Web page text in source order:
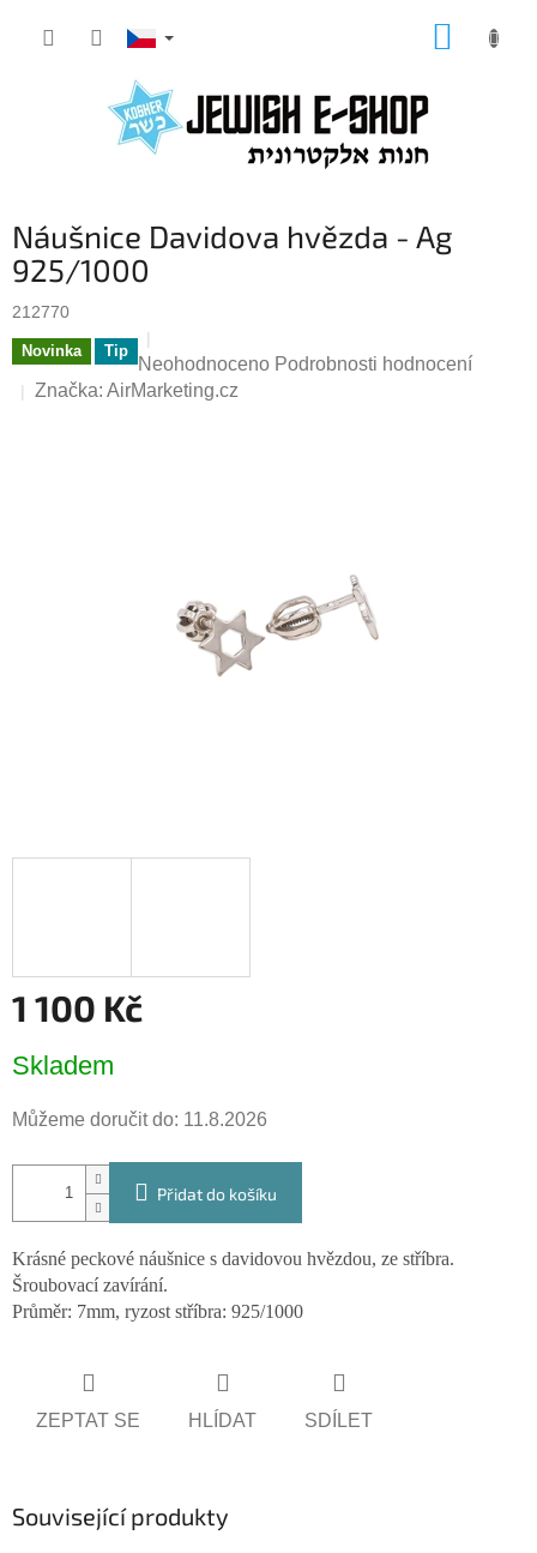
Náušnice Davidova hvězda - Ag
925/1000
212770
Novinka Tip
Průměrné
hodnocení
Neohodnoceno Podrobnosti hodnocení
Značka: AirMarketing.cz
1 100 Kč
cena:
Skladem
Můžeme doručit do: 11.8.2026
Přidat do košíku
Krásné peckové náušnice s davidovou hvězdou, ze stříbra.
Šroubovací zavírání.
Průměr: 7mm, ryzost stříbra: 925/1000
ZEPTAT SE HLÍDAT SDÍLET
Související produkty